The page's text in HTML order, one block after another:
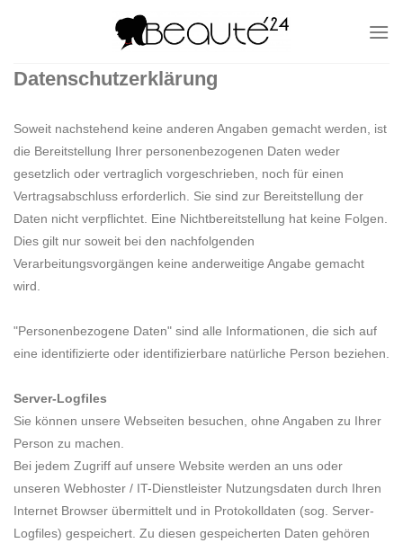
Datenschutzerklärung
Soweit nachstehend keine anderen Angaben gemacht werden, ist
die Bereitstellung Ihrer personenbezogenen Daten weder
gesetzlich oder vertraglich vorgeschrieben, noch für einen
Vertragsabschluss erforderlich. Sie sind zur Bereitstellung der
Daten nicht verpflichtet. Eine Nichtbereitstellung hat keine Folgen.
Dies gilt nur soweit bei den nachfolgenden
Verarbeitungsvorgängen keine anderweitige Angabe gemacht
wird.
"Personenbezogene Daten" sind alle Informationen, die sich auf
eine identifizierte oder identifizierbare natürliche Person beziehen.
Server-Logfiles
Sie können unsere Webseiten besuchen, ohne Angaben zu Ihrer
Person zu machen.
Bei jedem Zugriff auf unsere Website werden an uns oder
unseren Webhoster / IT-Dienstleister Nutzungsdaten durch Ihren
Internet Browser übermittelt und in Protokolldaten (sog. Server-
Logfiles) gespeichert. Zu diesen gespeicherten Daten gehören